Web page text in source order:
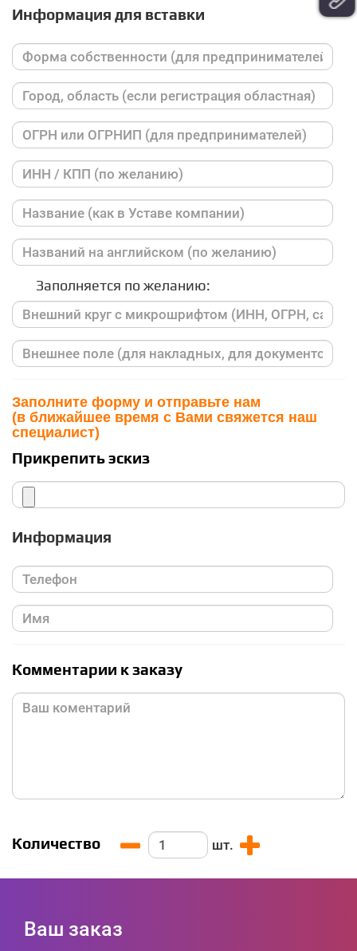
Информация для вставки
Заполняется по желанию:
Заполните форму и отправьте нам
(в ближайшее время с Вами свяжется наш
специалист)
Прикрепить эскиз
Информация
Комментарии к заказу
Количество шт.
Ваш заказ